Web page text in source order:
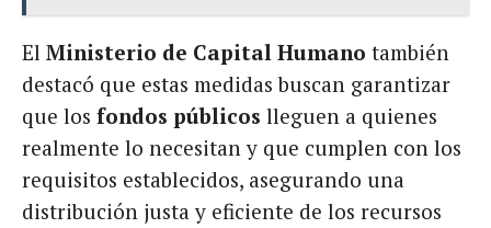
El Ministerio de Capital Humano también
destacó que estas medidas buscan garantizar
que los fondos públicos lleguen a quienes
realmente lo necesitan y que cumplen con los
requisitos establecidos, asegurando una
distribución justa y eficiente de los recursos